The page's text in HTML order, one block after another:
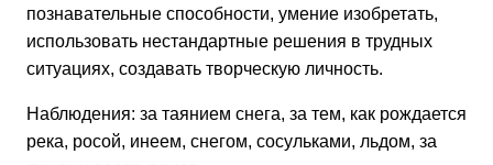
познавательные способности, умение изобретать,
использовать нестандартные решения в трудных
ситуациях, создавать творческую личность.
Наблюдения: за таянием снега, за тем, как рождается
река, росой, инеем, снегом, сосульками, льдом, за